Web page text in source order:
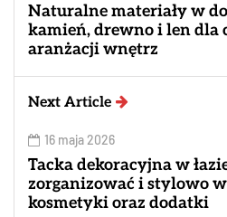
Naturalne materiały w
kamień, drewno i len dla
aranżacji wnętrz
Next Article
16 maja 2026
Tacka dekoracyjna w
zorganizować i stylowo
kosmetyki oraz dodatki